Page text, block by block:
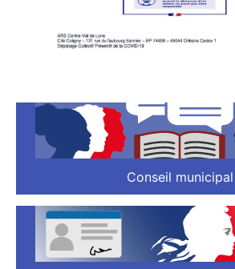
Conseil municipal